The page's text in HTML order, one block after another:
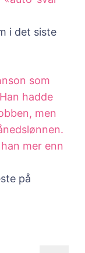
i det siste
som
hadde
men
mer enn
på